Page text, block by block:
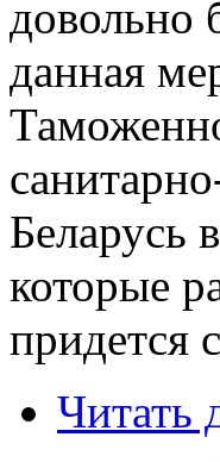
довольно
данная
Беларусь
которые
придется
Читать